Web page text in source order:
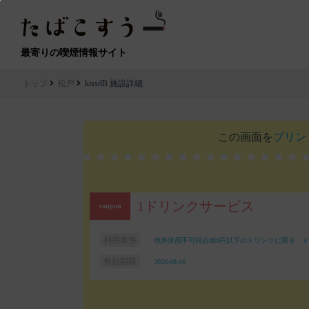
最寄りの喫煙情報サイト
トップ 松戸 kissdB 施設詳細
この画面をプリン
1ドリンクサービス
他券併用不可税込880円以下のドリンクに限る、
2026-08-16